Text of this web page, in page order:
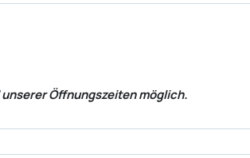
Öffnungszeiten möglich.